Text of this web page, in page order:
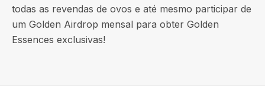
todas as revendas de ovos e até mesmo participar de
um Golden Airdrop mensal para obter Golden
Essences exclusivas!